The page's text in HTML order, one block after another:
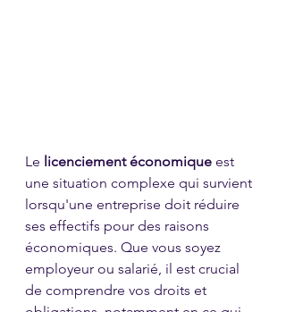
Le licenciement économique est
une situation complexe qui survient
lorsqu'une entreprise doit réduire
ses effectifs pour des raisons
économiques. Que vous soyez
employeur ou salarié, il est crucial
de comprendre vos droits et